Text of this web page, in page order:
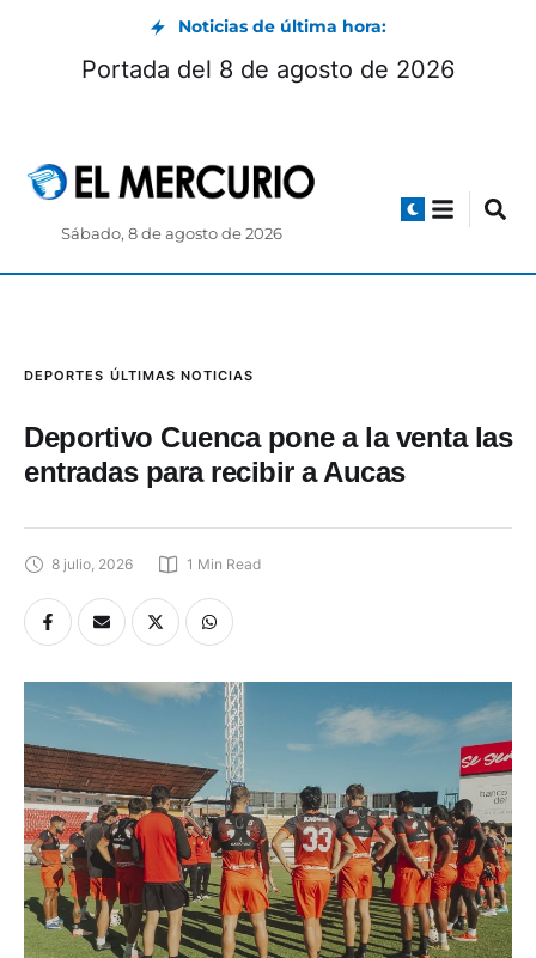
Noticias de última hora:
Portada del 8 de agosto de 2026
Sábado, 8 de agosto de 2026
DEPORTES ÚLTIMAS NOTICIAS
Deportivo Cuenca pone a la venta las
entradas para recibir a Aucas
8 julio, 2026 1 Min Read